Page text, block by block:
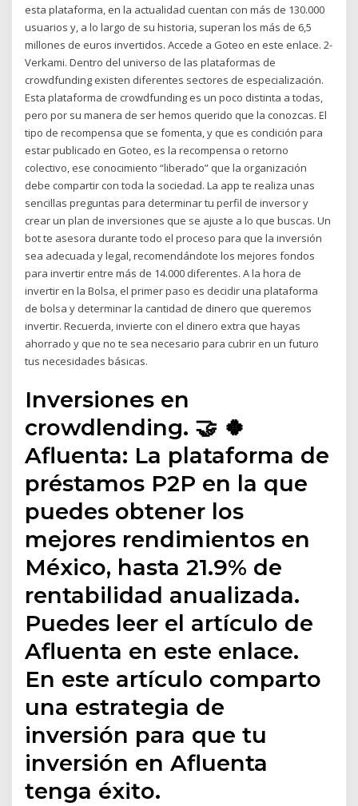
esta plataforma, en la actualidad cuentan con más de 130.000
usuarios y, a lo largo de su historia, superan los más de 6,5
millones de euros invertidos. Accede a Goteo en este enlace. 2-
Verkami. Dentro del universo de las plataformas de
crowdfunding existen diferentes sectores de especialización.
Esta plataforma de crowdfunding es un poco distinta a todas,
pero por su manera de ser hemos querido que la conozcas. El
tipo de recompensa que se fomenta, y que es condición para
estar publicado en Goteo, es la recompensa o retorno
colectivo, ese conocimiento “liberado” que la organización
debe compartir con toda la sociedad. La app te realiza unas
sencillas preguntas para determinar tu perfil de inversor y
crear un plan de inversiones que se ajuste a lo que buscas. Un
bot te asesora durante todo el proceso para que la inversión
sea adecuada y legal, recomendándote los mejores fondos
para invertir entre más de 14.000 diferentes. A la hora de
invertir en la Bolsa, el primer paso es decidir una plataforma
de bolsa y determinar la cantidad de dinero que queremos
invertir. Recuerda, invierte con el dinero extra que hayas
ahorrado y que no te sea necesario para cubrir en un futuro
tus necesidades básicas.
Inversiones en
crowdlending. 🤝 🍀
Afluenta: La plataforma de
préstamos P2P en la que
puedes obtener los
mejores rendimientos en
México, hasta 21.9% de
rentabilidad anualizada.
Puedes leer el artículo de
Afluenta en este enlace.
En este artículo comparto
una estrategia de
inversión para que tu
inversión en Afluenta
tenga éxito.